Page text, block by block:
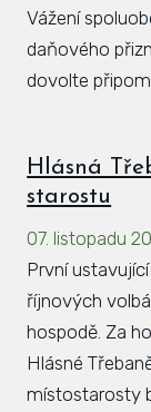
Vážení
daňového
dovolte
Hlásná
starostu
07. listopadu
První
říjnových
hospodě. Za
Hlásné
místostarosty